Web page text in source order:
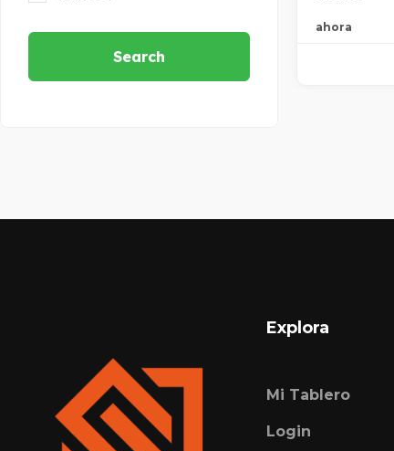
Search
ahora
Explora
Mi Tablero
Login